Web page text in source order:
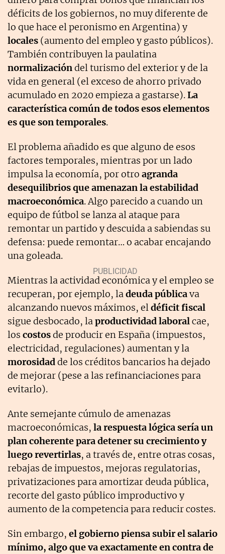
déficits de los gobiernos, no muy diferente de
lo que hace el peronismo en Argentina) y
locales (aumento del empleo y gasto públicos).
También contribuyen la paulatina
normalizacióndel turismo del exterior y de la
vida en general (el exceso de ahorro privado
acumulado en 2020 empieza a gastarse).La
característica común de todos esos elementos
es que son temporales.
El problema añadido es que alguno de esos
factores temporales, mientras por un lado
impulsa la economía, por otro agranda
desequilibrios que amenazan la estabilidad
macroeconómica. Algo parecido a cuando un
equipo de fútbol se lanza al ataque para
remontar un partido y descuida a sabiendas su
defensa: puede remontar… o acabar encajando
una goleada.
Mientras la actividad económica y el empleo se
recuperan, por ejemplo, ladeuda públicava
alcanzando nuevos máximos, eldéficit fiscal
sigue desbocado, laproductividad laboralcae,
los costosde producir en España (impuestos,
electricidad, regulaciones) aumentan y la
morosidadde los créditos bancarios ha dejado
de mejorar (pese a las refinanciaciones para
evitarlo).
Ante semejante cúmulo de amenazas
macroeconómicas, la respuesta lógica sería un
plan coherente para detener su crecimiento y
luego revertirlas, a través de, entre otras cosas,
rebajas de impuestos, mejoras regulatorias,
privatizaciones para amortizar deuda pública,
recorte del gasto público improductivo y
aumento de la competencia para reducir costes.
Sin embargo, el gobierno piensa subir el salario
mínimo, algo que va exactamente en contra de